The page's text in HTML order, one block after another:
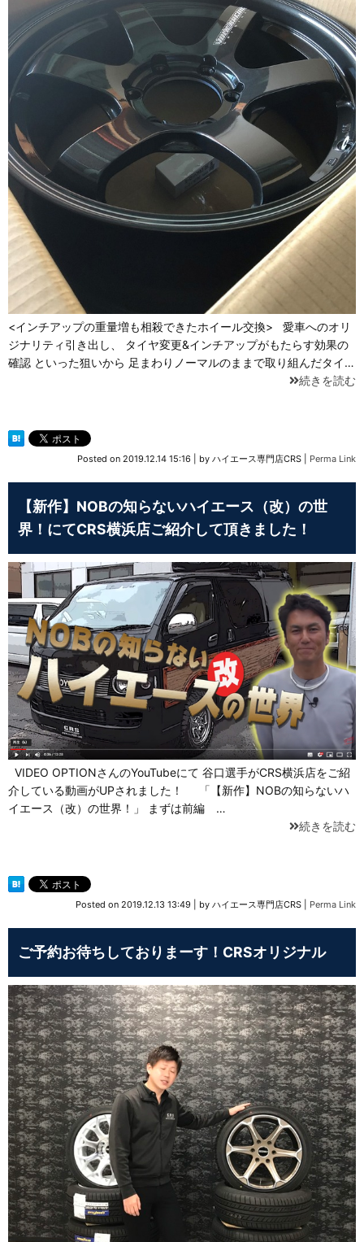
<インチアップの重量増も相殺できたホイール交換> 愛車へのオリ
ジナリティ引き出し、 タイヤ変更&インチアップがもたらす効果の
確認 といった狙いから 足まわりノーマルのままで取り組んだタイ…
続きを読む
Posted on 2019.12.14 15:16 by ハイエース専門店CRS Perma Link
【新作】NOBの知らないハイエース（改）の世
界！にてCRS横浜店ご紹介して頂きました！
VIDEO OPTIONさんのYouTubeにて 谷口選手がCRS横浜店をご紹
介している動画がUPされました！ 「【新作】NOBの知らないハ
イエース（改）の世界！」 まずは前編 …
続きを読む
Posted on 2019.12.13 13:49 by ハイエース専門店CRS Perma Link
ご予約お待ちしておりまーす！CRSオリジナル